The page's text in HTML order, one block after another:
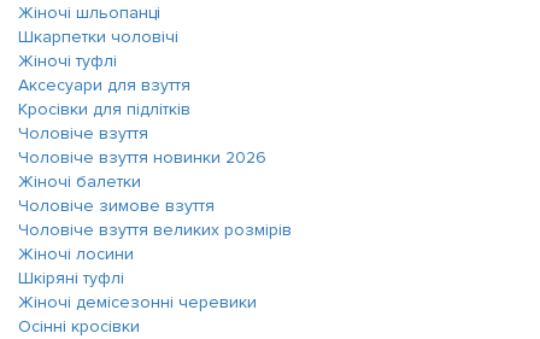
Жіночі шльопанці
Шкарпетки чоловічі
Жіночі туфлі
Аксесуари для взуття
Кросівки для підлітків
Чоловіче взуття
Чоловіче взуття новинки 2026
Жіночі балетки
Чоловіче зимове взуття
Чоловіче взуття великих розмірів
Жіночі лосини
Шкіряні туфлі
Жіночі демісезонні черевики
Осінні кросівки